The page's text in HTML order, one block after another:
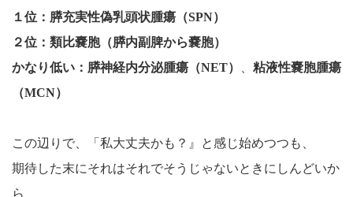
１位：膵充実性偽乳頭状腫瘍（SPN）
２位：類比嚢胞（膵内副脾から嚢胞）
かなり低い：膵神経内分泌腫瘍（NET）
粘液性嚢胞腫瘍
（MCN）
この辺りで、「私大丈夫かも？』と感じ始めつつも、
期待した末にそれはそれでそうじゃないときにしんどいか
ら